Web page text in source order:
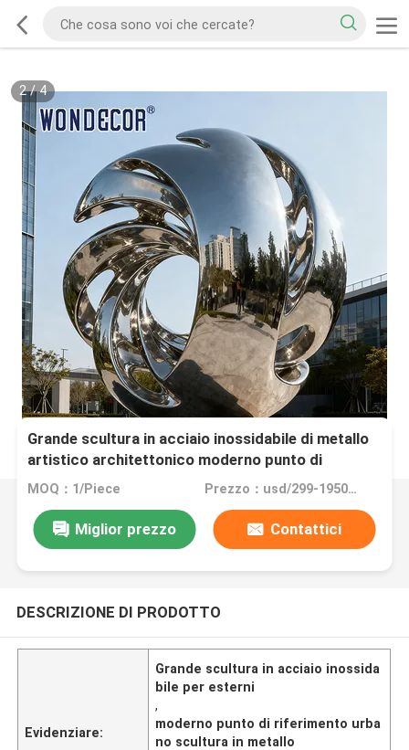
2/4
Grande scultura in acciaio inossidabile di metallo
artistico architettonico moderno punto di
riferimento urbano all'aperto
MOQ：1/Piece Prezzo：usd/299-19500/Piece
Miglior prezzo Contattici
DESCRIZIONE DI PRODOTTO
Evidenziare:
Grande scultura in acciaio inossida
bile per esterni
,
moderno punto di riferimento urba
no scultura in metallo